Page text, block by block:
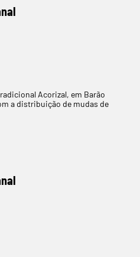
Acorizal, em Barão
a distribuição de mudas de